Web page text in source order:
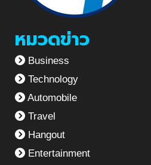
หมวดข่าว
Business
Technology
Automobile
Travel
Hangout
Entertainment